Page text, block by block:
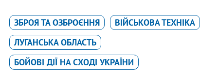
ЗБРОЯ ТА ОЗБРОЄННЯ
ВІЙСЬКОВА ТЕХНІКА
ЛУГАНСЬКА ОБЛАСТЬ
БОЙОВІ ДІЇ НА СХОДІ УКРАЇНИ